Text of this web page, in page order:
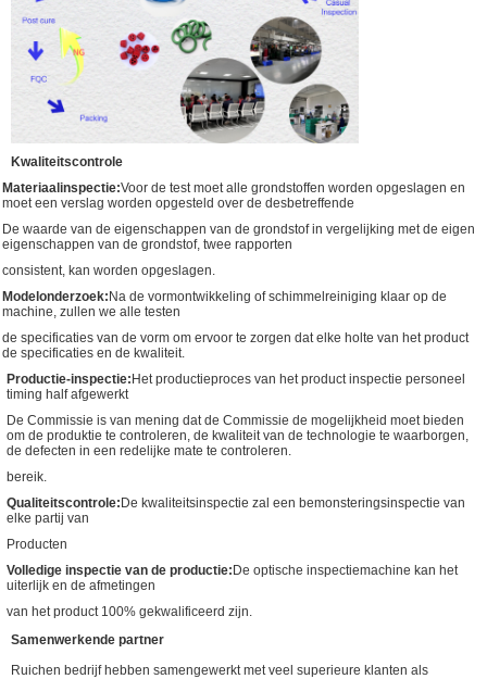
Kwaliteitscontrole
Materiaalinspectie:Voor de test moet alle grondstoffen worden opgeslagen en
moet een verslag worden opgesteld over de desbetreffende
De waarde van de eigenschappen van de grondstof in vergelijking met de eigen
eigenschappen van de grondstof, twee rapporten
consistent, kan worden opgeslagen.
Modelonderzoek:Na de vormontwikkeling of schimmelreiniging klaar op de
machine, zullen we alle testen
de specificaties van de vorm om ervoor te zorgen dat elke holte van het product
de specificaties en de kwaliteit.
Productie-inspectie:Het productieproces van het product inspectie personeel
timing half afgewerkt
De Commissie is van mening dat de Commissie de mogelijkheid moet bieden
om de produktie te controleren, de kwaliteit van de technologie te waarborgen,
de defecten in een redelijke mate te controleren.
bereik.
Qualiteitscontrole:De kwaliteitsinspectie zal een bemonsteringsinspectie van
elke partij van
Producten
Volledige inspectie van de productie:De optische inspectiemachine kan het
uiterlijk en de afmetingen
van het product 100% gekwalificeerd zijn.
Samenwerkende partner
Ruichen bedrijf hebben samengewerkt met veel superieure klanten als